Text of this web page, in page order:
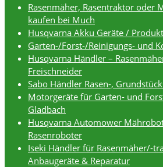
Rasenmäher, Rasentraktor oder
kaufen bei Much
Husqvarna Akku Geräte /
Garten-/Forst-/Reinigungs- und
Husqvarna Händler –
Freischneider
Sabo Händler Rasen-,
Motorgeräte für Garten- und
Gladbach
Husqvarna Automower
Rasenroboter
Iseki Händler für Rasenmäher/-
Anbaugeräte & Reparatur